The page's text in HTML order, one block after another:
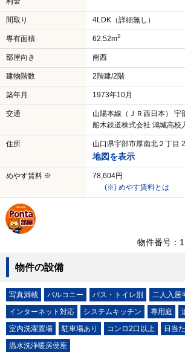
間取り 4LDK（詳細無し）
専有面積 62.52m2
部屋向き 南西
建物階数 2階建/2階
築年月 1973年10月
交通
山陽本線（ＪＲ西日本） 宇
船木鉄道株式会社 鴻城高校
住所 山口県宇部市厚南北２丁目
地図を表示
めやす賃料 ※
78,604円
(※) めやす賃料とは
物件番号：
物件の設備
写真満載 バルコニー バス・トイレ別
二人入居
インターネット対応
システムキッチン 専用庭
室内洗濯置場
駐車場あり コンロ2口以上
日当
温水洗浄暖房便座